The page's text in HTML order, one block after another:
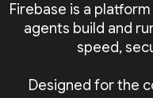
Firebase is a
agents build and
speed,
Designed for the